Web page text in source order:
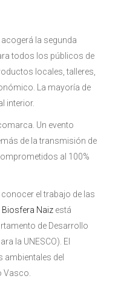
la segunda
todos los públicos de
locales, talleres,
La mayoría de
interior.
Un evento
de la transmisión de
al 100%
el trabajo de las
Biosfera Naiz está
de Desarrollo
la UNESCO). El
ambientales del
Vasco.